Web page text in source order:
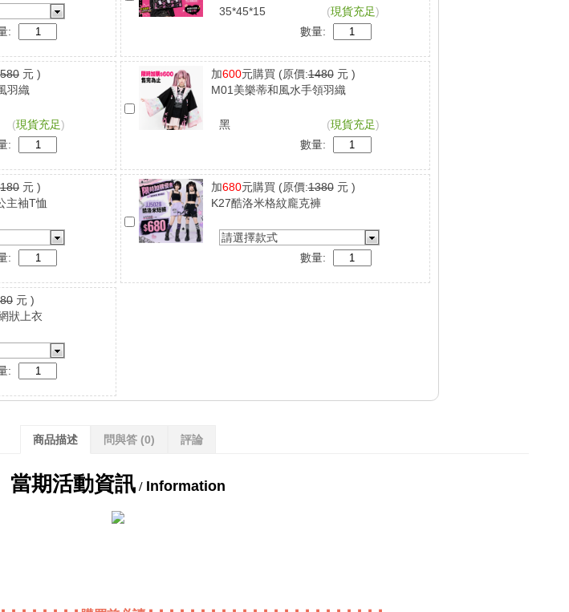
:
35*45*15 (現貨充足)
數量:
元 )
羽織
(現貨充足)
:
加600元購買 (原價:1480元 )
M01美樂蒂和風水手領羽織
黑 (現貨充足)
數量:
元 )
主袖T恤
:
加680元購買 (原價:1380元 )
K27酷洛米格紋龐克褲
請選擇款式
數量:
元 )
狀上衣
:
商品描述 問與答 (0) 評論